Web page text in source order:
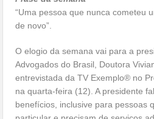
“Uma pessoa que nunca cometeu
de novo”.
O elogio da semana vai para a
Advogados do Brasil, Doutora
entrevistada da TV Exemplo® no
na quarta-feira (12). A presidente
benefícios, inclusive para pessoas